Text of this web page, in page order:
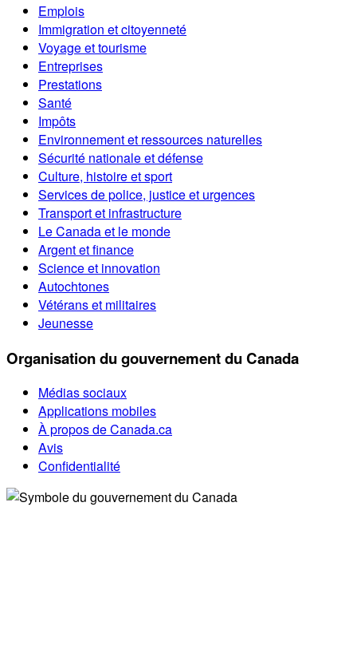
Emplois
Immigration et citoyenneté
Voyage et tourisme
Entreprises
Prestations
Santé
Impôts
Environnement et ressources naturelles
Sécurité nationale et défense
Culture, histoire et sport
Services de police, justice et urgences
Transport et infrastructure
Le Canada et le monde
Argent et finance
Science et innovation
Autochtones
Vétérans et militaires
Jeunesse
Organisation du gouvernement du Canada
Médias sociaux
Applications mobiles
À propos de Canada.ca
Avis
Confidentialité